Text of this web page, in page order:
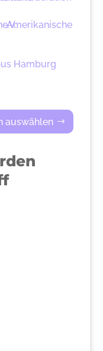
auswählen